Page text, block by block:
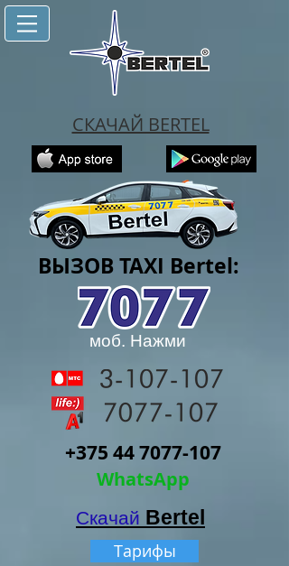
СКАЧАЙ BERTEL
ВЫЗОВ TAXI Bertel:
моб. Нажми
+375 44 7077-107
WhatsApp
Cкачай Bertel
Тарифы